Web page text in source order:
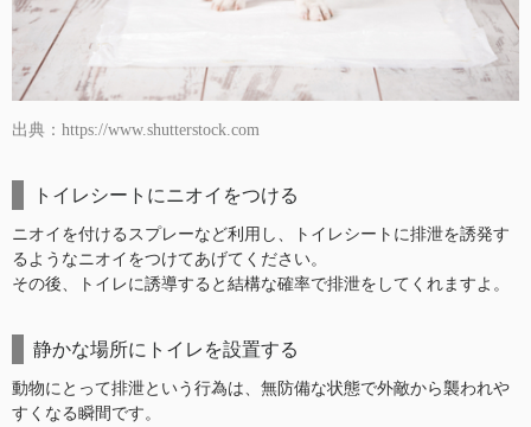
出典：https://www.shutterstock.com
トイレシートにニオイをつける
ニオイを付けるスプレーなど利用し、トイレシートに排泄を誘発す
るようなニオイをつけてあげてください。
その後、トイレに誘導すると結構な確率で排泄をしてくれますよ。
静かな場所にトイレを設置する
動物にとって排泄という行為は、無防備な状態で外敵から襲われや
すくなる瞬間です。